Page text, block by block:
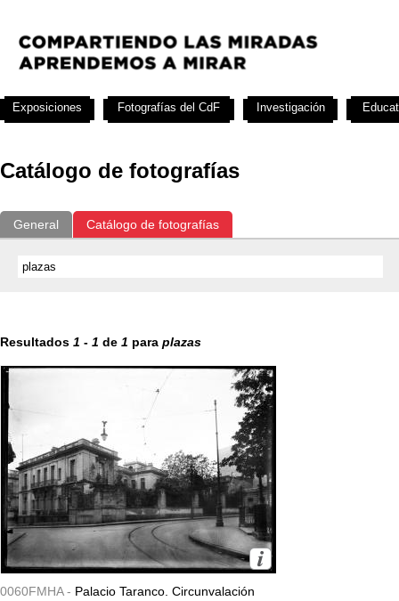
Catálogo de fotografías
General Catálogo de fotografías
Resultados 1 - 1 de 1 para plazas
0060FMHA - Palacio Taranco. Circunvalación
Exposiciones Fotografías del CdF Investigación